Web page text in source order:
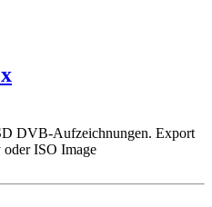
DVB-Aufzeichnungen. Export
ISO Image